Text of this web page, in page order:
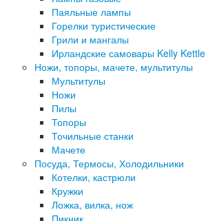
Паяльные лампы
Горелки туристические
Грили и мангалы
Ирландские самовары Kelly Kettle
Ножи, топоры, мачете, мультитулы
Мультитулы
Ножи
Пилы
Топоры
Точильные станки
Мачете
Посуда, Термосы, Холодильники
Котелки, кастрюли
Кружки
Ложка, вилка, нож